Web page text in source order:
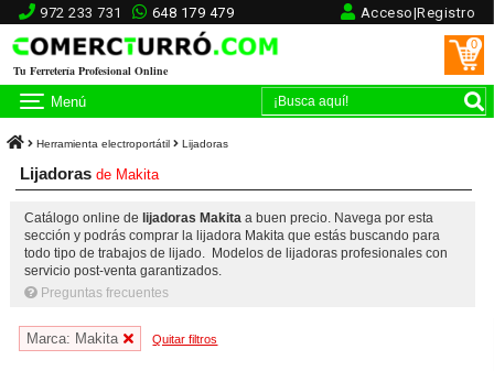
972 233 731 648 179 479 Acceso|Registro
Tu Ferretería Profesional Online
0
Menú
Herramienta electroportátil Lijadoras
Lijadorasde Makita
Catálogo online de lijadoras Makitaa buen precio. Navega por esta
sección y podrás comprar la lijadora Makita que estás buscando para
todo tipo de trabajos de lijado. Modelos de lijadoras profesionales con
servicio post-venta garantizados.
Preguntas frecuentes
Marca: Makita Quitar filtros